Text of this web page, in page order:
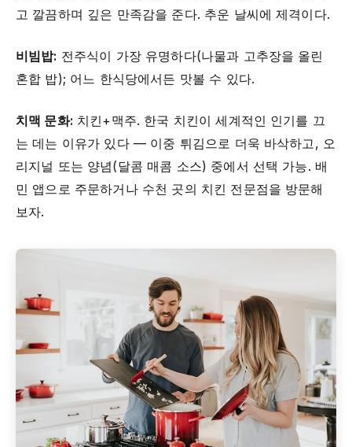
고 깔끔하며 깊은 만족감을 준다. 추운 날씨에 제격이다.
비빔밥: 전주식이 가장 유명하다(나물과 고추장을 올린
혼합 밥); 어느 한식당에서든 맛볼 수 있다.
치맥 문화: 치킨+맥주. 한국 치킨이 세계적인 인기를 끄
는 데는 이유가 있다 — 이중 튀김으로 더욱 바삭하고, 오
리지널 또는 양념(달콤 매콤 소스) 중에서 선택 가능. 배
민 앱으로 주문하거나 수천 곳의 치킨 전문점을 방문해
보자.